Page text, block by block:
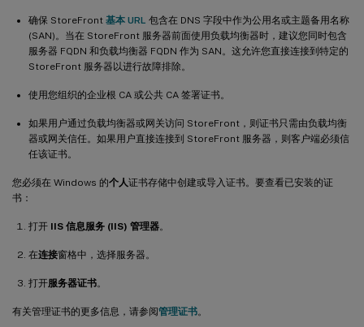
确保 StoreFront 基本 URL 包含在 DNS 字段中作为公用名或主题备用名称
(SAN)。当在 StoreFront 服务器前面使用负载均衡器时，建议您同时包含
服务器 FQDN 和负载均衡器 FQDN 作为 SAN。这允许您直接连接到特定的
StoreFront 服务器以进行故障排除。
使用您组织的企业根 CA 或公共 CA 签署证书。
如果用户通过负载均衡器或网关访问 StoreFront，则证书只需由负载均衡
器或网关信任。如果用户直接连接到 StoreFront 服务器，则客户端必须信
任该证书。
您必须在 Windows 的个人证书存储中创建或导入证书。要查看已安装的证
书：
打开 IIS 信息服务 (IIS) 管理器。
在连接窗格中，选择服务器。
打开服务器证书。
有关管理证书的更多信息，请参阅管理证书。